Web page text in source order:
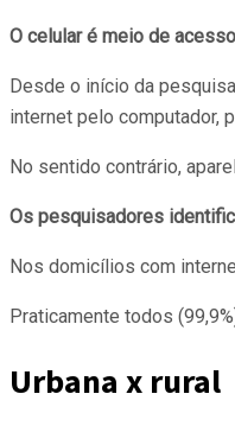
O celular é meio de
Desde o início da
internet pelo computador,
No sentido contrário,
Os pesquisadores
Nos domicílios com
Praticamente todos
Urbana x rural